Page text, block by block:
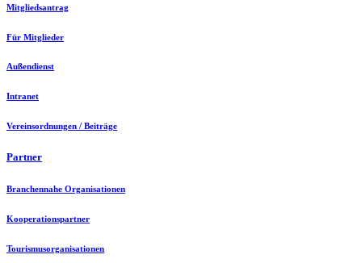
Mitgliedsantrag
Für Mitglieder
Außendienst
Intranet
Vereinsordnungen / Beiträge
Partner
Branchennahe Organisationen
Kooperationspartner
Tourismusorganisationen